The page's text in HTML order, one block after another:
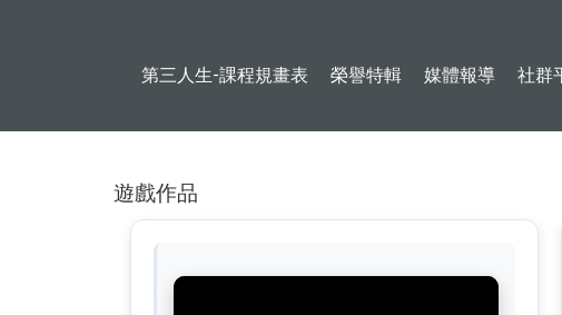
第三人生-課程規畫表 榮譽特輯 媒體報導 社群
遊戲作品